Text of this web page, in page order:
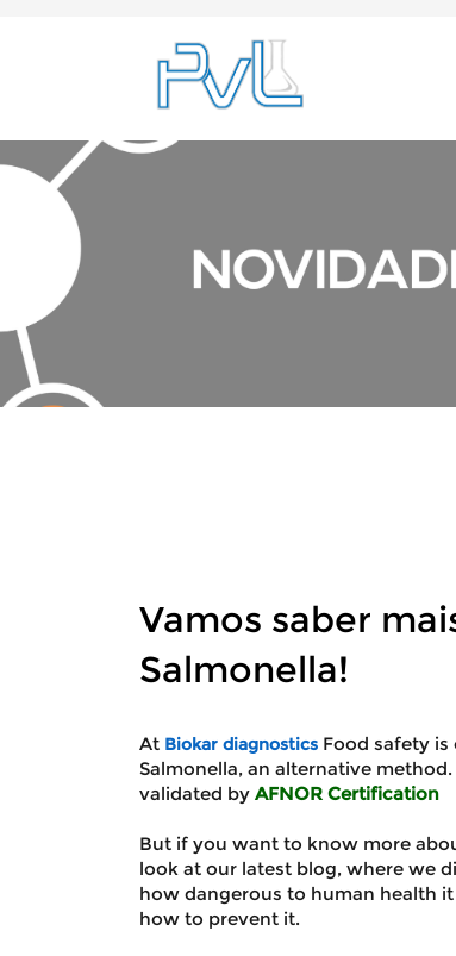
Vamos saber
Salmonella!
At Biokar diagnostics Food safety is
Salmonella, an alternative
validated by AFNOR Certification
But if you want to know more
look at our latest blog, where we
how dangerous to human health
how to prevent it.